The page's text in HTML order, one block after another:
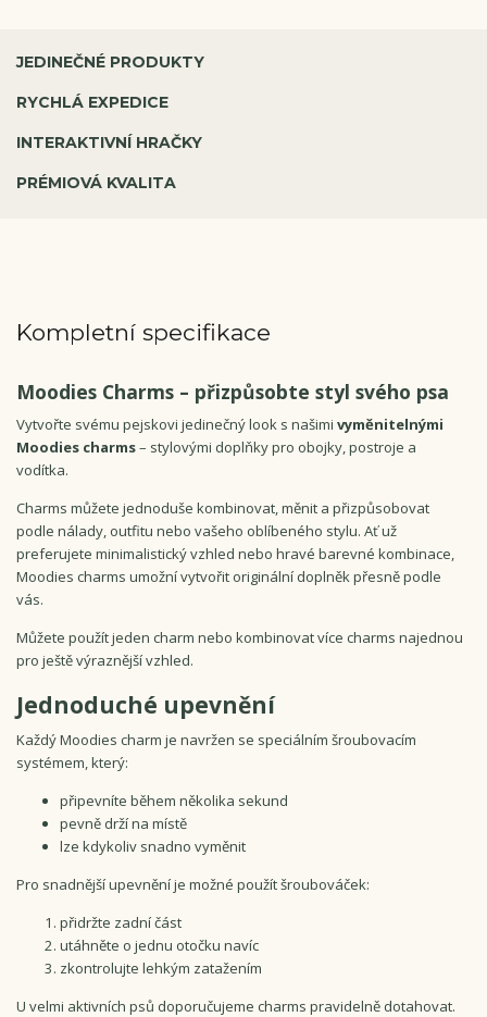
JEDINEČNÉ PRODUKTY
RYCHLÁ EXPEDICE
INTERAKTIVNÍ HRAČKY
PRÉMIOVÁ KVALITA
Kompletní specifikace
Moodies Charms – přizpůsobte styl svého psa
Vytvořte svému pejskovi jedinečný look s našimi vyměnitelnými
Moodies charms– stylovými doplňky pro obojky, postroje a
vodítka.
Charms můžete jednoduše kombinovat, měnit a přizpůsobovat
podle nálady, outfitu nebo vašeho oblíbeného stylu. Ať už
preferujete minimalistický vzhled nebo hravé barevné kombinace,
Moodies charms umožní vytvořit originální doplněk přesně podle
vás.
Můžete použít jeden charm nebo kombinovat více charms najednou
pro ještě výraznější vzhled.
Jednoduché upevnění
Každý Moodies charm je navržen se speciálním šroubovacím
systémem, který:
připevníte během několika sekund
pevně drží na místě
lze kdykoliv snadno vyměnit
Pro snadnější upevnění je možné použít šroubováček:
přidržte zadní část
utáhněte o jednu otočku navíc
zkontrolujte lehkým zatažením
U velmi aktivních psů doporučujeme charms pravidelně dotahovat.